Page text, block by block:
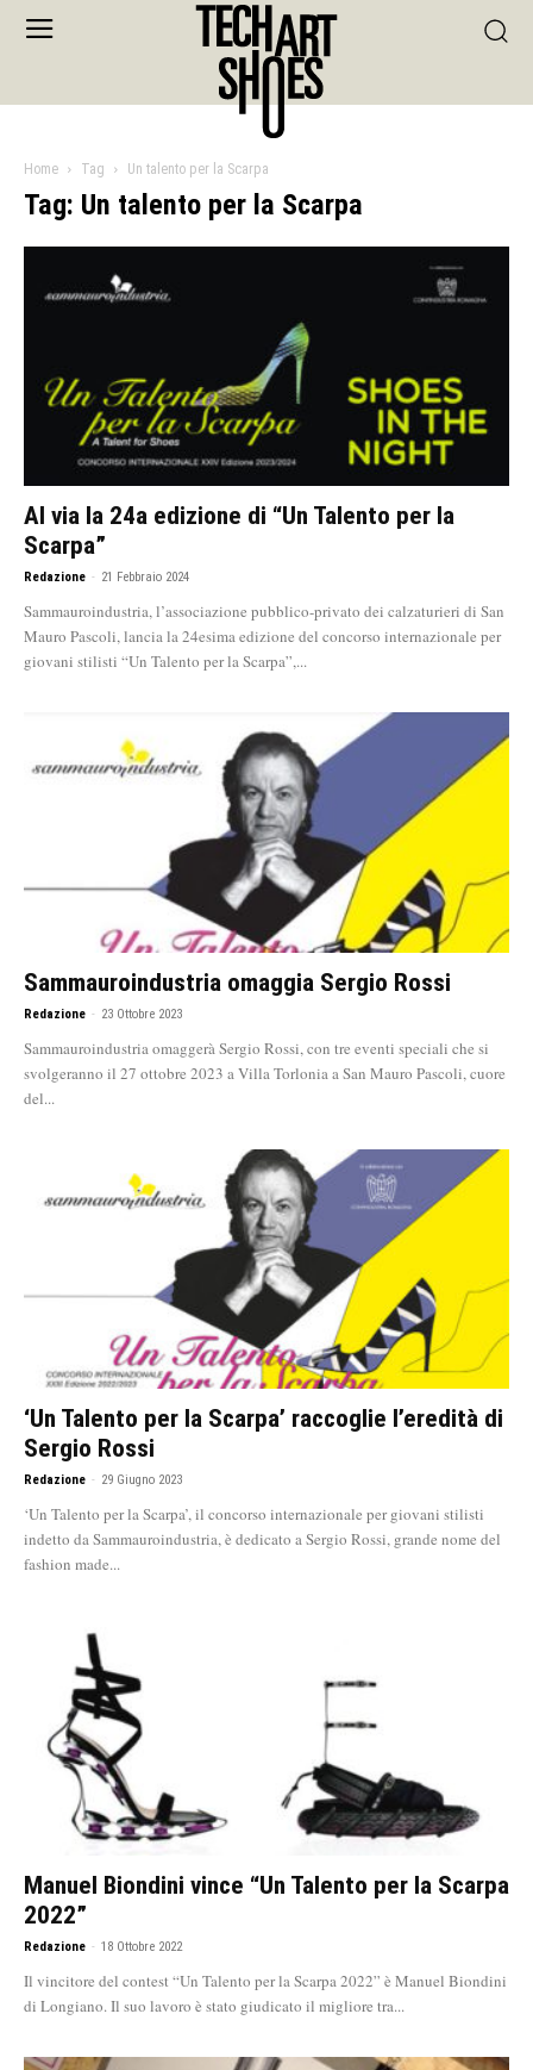
Home Tag Un talento per la Scarpa
Tag: Un talento per la Scarpa
Al via la 24a edizione di “Un Talento per la
Scarpa”
Redazione - 21 Febbraio 2024
Sammauroindustria, l’associazione pubblico-privato dei calzaturieri di San
Mauro Pascoli, lancia la 24esima edizione del concorso internazionale per
giovani stilisti “Un Talento per la Scarpa”,...
Sammauroindustria omaggia Sergio Rossi
Redazione - 23 Ottobre 2023
Sammauroindustria omaggerà Sergio Rossi, con tre eventi speciali che si
svolgeranno il 27 ottobre 2023 a Villa Torlonia a San Mauro Pascoli, cuore
del...
‘Un Talento per la Scarpa’ raccoglie l’eredità di
Sergio Rossi
Redazione - 29 Giugno 2023
‘Un Talento per la Scarpa’, il concorso internazionale per giovani stilisti
indetto da Sammauroindustria, è dedicato a Sergio Rossi, grande nome del
fashion made...
Manuel Biondini vince “Un Talento per la Scarpa
2022”
Redazione - 18 Ottobre 2022
Il vincitore del contest “Un Talento per la Scarpa 2022” è Manuel Biondini
di Longiano. Il suo lavoro è stato giudicato il migliore tra...